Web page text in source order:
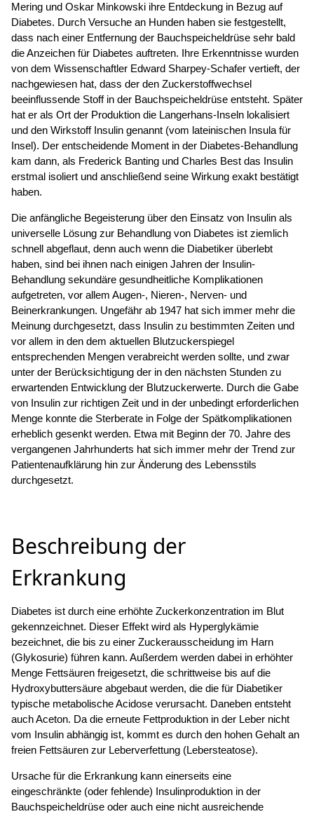
Mering und Oskar Minkowski ihre Entdeckung in Bezug auf
Diabetes. Durch Versuche an Hunden haben sie festgestellt,
dass nach einer Entfernung der Bauchspeicheldrüse sehr bald
die Anzeichen für Diabetes auftreten. Ihre Erkenntnisse wurden
von dem Wissenschaftler Edward Sharpey-Schafer vertieft, der
nachgewiesen hat, dass der den Zuckerstoffwechsel
beeinflussende Stoff in der Bauchspeicheldrüse entsteht. Später
hat er als Ort der Produktion die Langerhans-Inseln lokalisiert
und den Wirkstoff Insulin genannt (vom lateinischen Insula für
Insel). Der entscheidende Moment in der Diabetes-Behandlung
kam dann, als Frederick Banting und Charles Best das Insulin
erstmal isoliert und anschließend seine Wirkung exakt bestätigt
haben.
Die anfängliche Begeisterung über den Einsatz von Insulin als
universelle Lösung zur Behandlung von Diabetes ist ziemlich
schnell abgeflaut, denn auch wenn die Diabetiker überlebt
haben, sind bei ihnen nach einigen Jahren der Insulin-
Behandlung sekundäre gesundheitliche Komplikationen
aufgetreten, vor allem Augen-, Nieren-, Nerven- und
Beinerkrankungen. Ungefähr ab 1947 hat sich immer mehr die
Meinung durchgesetzt, dass Insulin zu bestimmten Zeiten und
vor allem in den dem aktuellen Blutzuckerspiegel
entsprechenden Mengen verabreicht werden sollte, und zwar
unter der Berücksichtigung der in den nächsten Stunden zu
erwartenden Entwicklung der Blutzuckerwerte. Durch die Gabe
von Insulin zur richtigen Zeit und in der unbedingt erforderlichen
Menge konnte die Sterberate in Folge der Spätkomplikationen
erheblich gesenkt werden. Etwa mit Beginn der 70. Jahre des
vergangenen Jahrhunderts hat sich immer mehr der Trend zur
Patientenaufklärung hin zur Änderung des Lebensstils
durchgesetzt.
Beschreibung der
Erkrankung
Diabetes ist durch eine erhöhte Zuckerkonzentration im Blut
gekennzeichnet. Dieser Effekt wird als Hyperglykämie
bezeichnet, die bis zu einer Zuckerausscheidung im Harn
(Glykosurie) führen kann. Außerdem werden dabei in erhöhter
Menge Fettsäuren freigesetzt, die schrittweise bis auf die
Hydroxybuttersäure abgebaut werden, die die für Diabetiker
typische metabolische Acidose verursacht. Daneben entsteht
auch Aceton. Da die erneute Fettproduktion in der Leber nicht
vom Insulin abhängig ist, kommt es durch den hohen Gehalt an
freien Fettsäuren zur Leberverfettung (Lebersteatose).
Ursache für die Erkrankung kann einerseits eine
eingeschränkte (oder fehlende) Insulinproduktion in der
Bauchspeicheldrüse oder auch eine nicht ausreichende